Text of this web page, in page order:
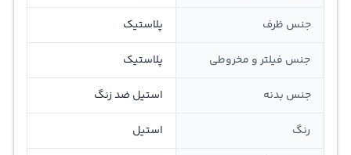
جنس ظرف پلاستیک
جنس فیلتر و مخروطی پلاستیک
جنس بدنه استیل ضد زنگ
رنگ استیل